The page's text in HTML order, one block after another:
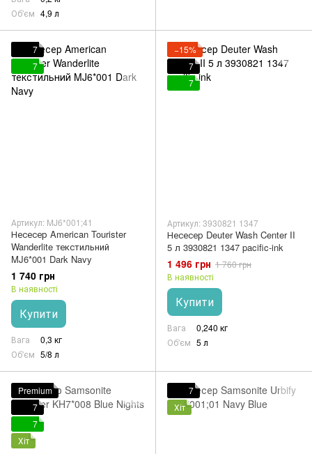
Об'єм 4,9 л
7
7
Артикул: MJ6*001;41
Несесер American Tourister
Wanderlite текстильний
MJ6*001 Dark Navy
1 740 грн
В наявності
Купити
Вага
0,3 кг
Об'єм 5/8 л
−15%
7
7
Артикул: 3930821 1347
Несесер Deuter Wash Center II
5 л 3930821 1347 pacific-ink
1 496 грн 1 760 грн
В наявності
Купити
Вага
0,240 кг
Об'єм 5 л
Premium
7
7
Хіт
7
Хіт